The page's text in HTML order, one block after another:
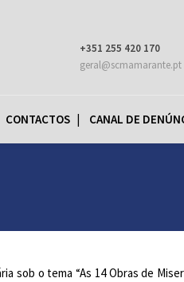
+351 255 420 170
geral@scmamarante.pt
CONTACTOS CANAL DE
sob o tema “As 14 Obras de